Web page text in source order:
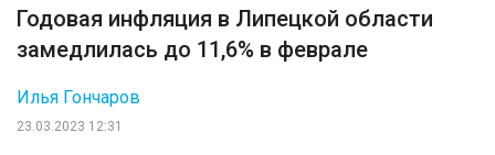
Годовая инфляция в Липецкой области
замедлилась до 11,6% в феврале
23.03.2023 12:31
Илья Гончаров